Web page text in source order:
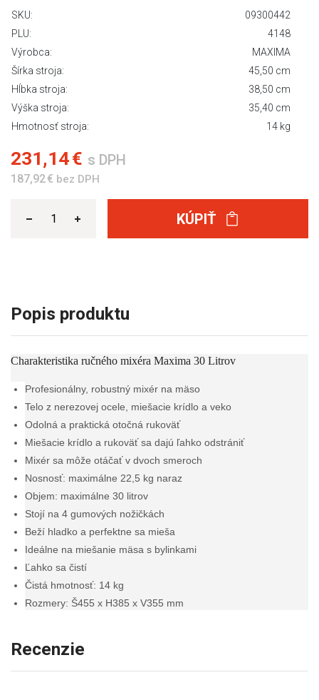
SKU:
09300442
PLU:
4148
Výrobca:
MAXIMA
Šírka stroja:
45,50 cm
Hĺbka stroja:
38,50 cm
Výška stroja:
35,40 cm
Hmotnosť stroja:
14 kg
231,14 € s DPH
187,92 € bez DPH
KÚPIŤ
Popis produktu
Charakteristika ručného mixéra Maxima 30 Litrov
Profesionálny, robustný mixér na mäso
Telo z nerezovej ocele, miešacie krídlo a veko
Odolná a praktická otočná rukoväť
Miešacie krídlo a rukoväť sa dajú ľahko odstrániť
Mixér sa môže otáčať v dvoch smeroch
Nosnosť: maximálne 22,5 kg naraz
Objem: maximálne 30 litrov
Stojí na 4 gumových nožičkách
Beží hladko a perfektne sa mieša
Ideálne na miešanie mäsa s bylinkami
Ľahko sa čistí
Čistá hmotnosť: 14 kg
Rozmery: Š455 x H385 x V355 mm
Recenzie